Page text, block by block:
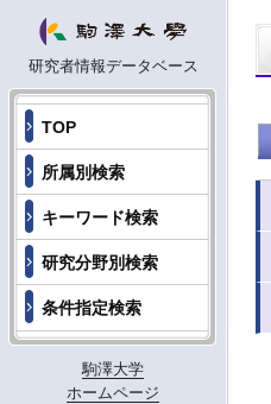
研究者情報データベース
TOP
所属別検索
キーワード検索
研究分野別検索
条件指定検索
駒澤大学
ホームページ